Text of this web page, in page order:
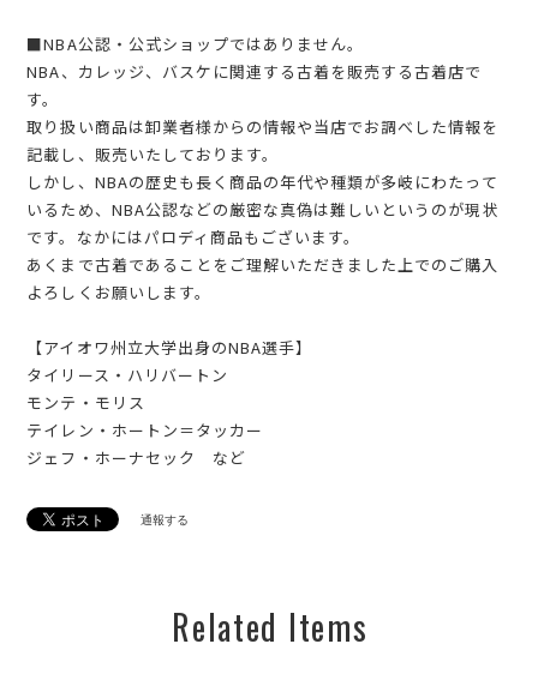
■NBA公認・公式ショップではありません。
NBA、カレッジ、バスケに関連する古着を販売する古着店で
す。
取り扱い商品は卸業者様からの情報や当店でお調べした情報を
記載し、販売いたしております。
しかし、NBAの歴史も長く商品の年代や種類が多岐にわたって
いるため、NBA公認などの厳密な真偽は難しいというのが現状
です。なかにはパロディ商品もございます。
あくまで古着であることをご理解いただきました上でのご購入
よろしくお願いします。
【アイオワ州立大学出身のNBA選手】
タイリース・ハリバートン
モンテ・モリス
テイレン・ホートン＝タッカー
ジェフ・ホーナセック など
通報する
Related Items